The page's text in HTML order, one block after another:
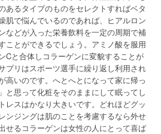
あるタイプのものをセレクトすればベタ
肌で悩んでいるのであれば、ヒアルロン
などが入った栄養飲料を一定の周期で補
ことができるでしょう。アミノ酸を服用
Cと合体しコラーゲンに変貌することが
プリはスポーツ選手に繰り返し利用され
高いのです。へとへとになって家に帰っ
と思って化粧をそのままにして眠ってし
レスはかなり大きいです。どれほどグッ
ンジングは肌のことを考慮するなら外せ
せるコラーゲンは女性の人にとって喜ば